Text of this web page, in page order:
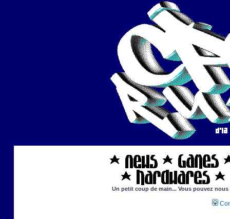
Un petit coup de main... Vous pouvez